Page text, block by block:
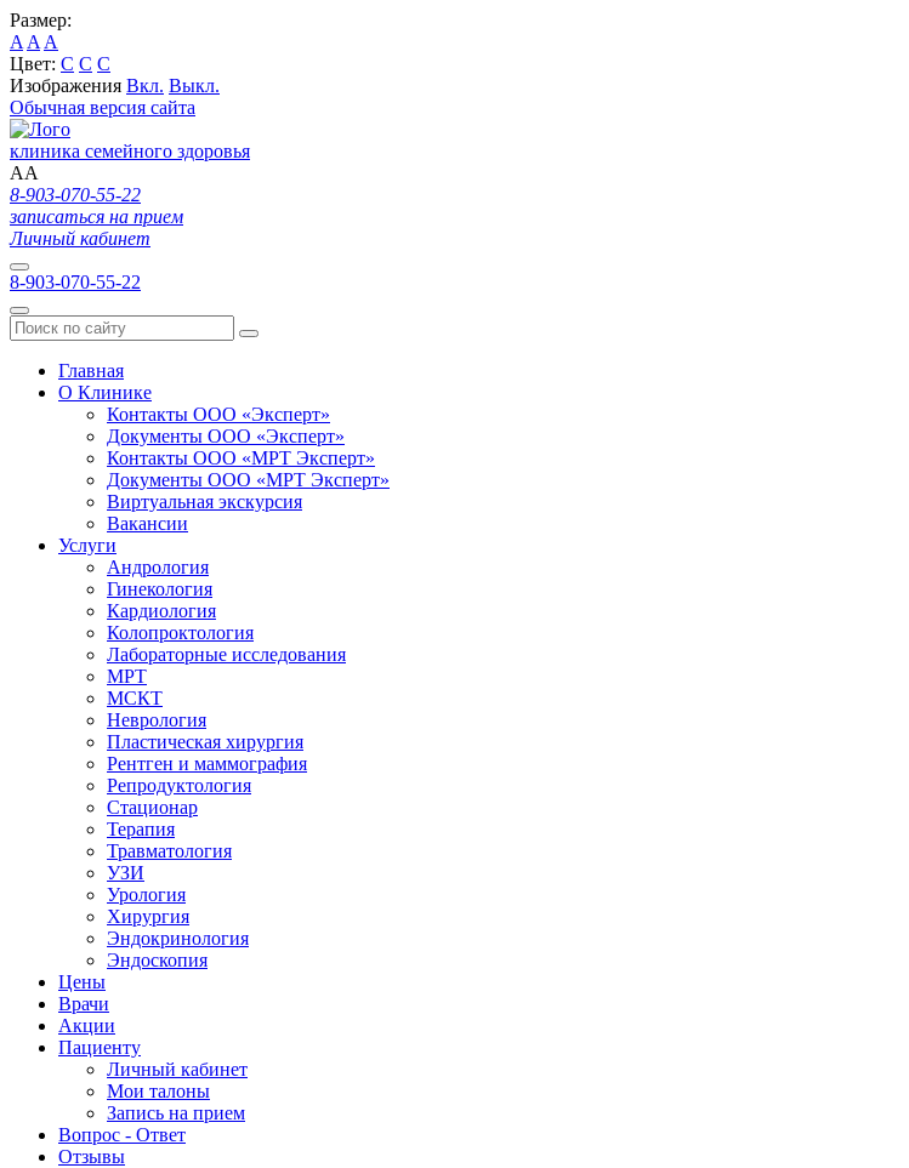
Размер:
A A A
Цвет: C C C
Изображения Вкл. Выкл.
Обычная версия сайта
клиника семейного здоровья
AA
8-903-070-55-22
записаться на прием
Личный кабинет
8-903-070-55-22
Главная
О Клинике
Контакты ООО «Эксперт»
Документы ООО «Эксперт»
Контакты ООО «МРТ Эксперт»
Документы ООО «МРТ Эксперт»
Виртуальная экскурсия
Вакансии
Услуги
Андрология
Гинекология
Кардиология
Колопроктология
Лабораторные исследования
МРТ
МСКТ
Неврология
Пластическая хирургия
Рентген и маммография
Репродуктология
Стационар
Терапия
Травматология
УЗИ
Урология
Хирургия
Эндокринология
Эндоскопия
Цены
Врачи
Акции
Пациенту
Личный кабинет
Мои талоны
Запись на прием
Вопрос - Ответ
Отзывы